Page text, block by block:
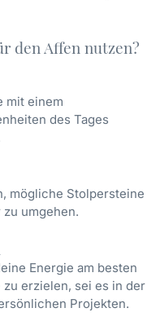
den Affen nutzen?
mit einem
des Tages
mögliche Stolpersteine
umgehen.
Energie am besten
erzielen, sei es in der
Projekten.